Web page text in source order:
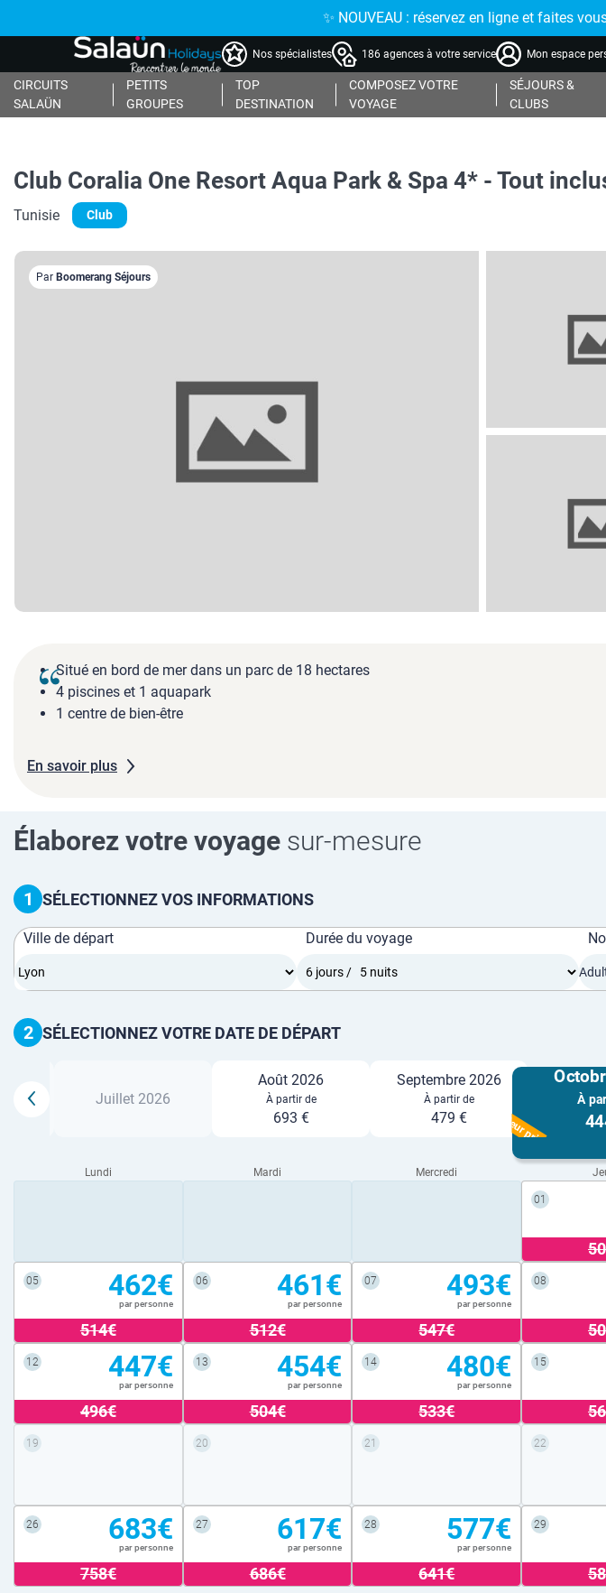
✨ NOUVEAU : réservez en ligne et faites
Nos spécialistes 186 agences à votre service Mon espace
CIRCUITS
SALAÜN
PETITS
GROUPES
TOP
DESTINATION
COMPOSEZ VOTRE
VOYAGE
SÉJOURS &
CLUBS
Club Coralia One Resort Aqua Park & Spa 4* - Tout
Tunisie Club
Par Boomerang Séjours
Situé en bord de mer dans un parc de 18 hectares
4 piscines et 1 aquapark
1 centre de bien-être
En savoir plus
Élaborez votre voyage sur-mesure
1 SÉLECTIONNEZ VOS INFORMATIONS
Ville de départ Durée du voyage
2 SÉLECTIONNEZ VOTRE DATE DE DÉPART
Juillet 2026
Août 2026
À partir de
693 €
Septembre 2026
À partir de
479 €
À
Meilleur prix
Lundi Mardi Mercredi
01
05 462€
par personne
514€
06 461€
par personne
512€
07 493€
par personne
547€
08
12 447€
par personne
496€
13 454€
par personne
504€
14 480€
par personne
533€
15
19 20 21 22
26 683€
par personne
758€
27 617€
par personne
686€
28 577€
par personne
641€
29